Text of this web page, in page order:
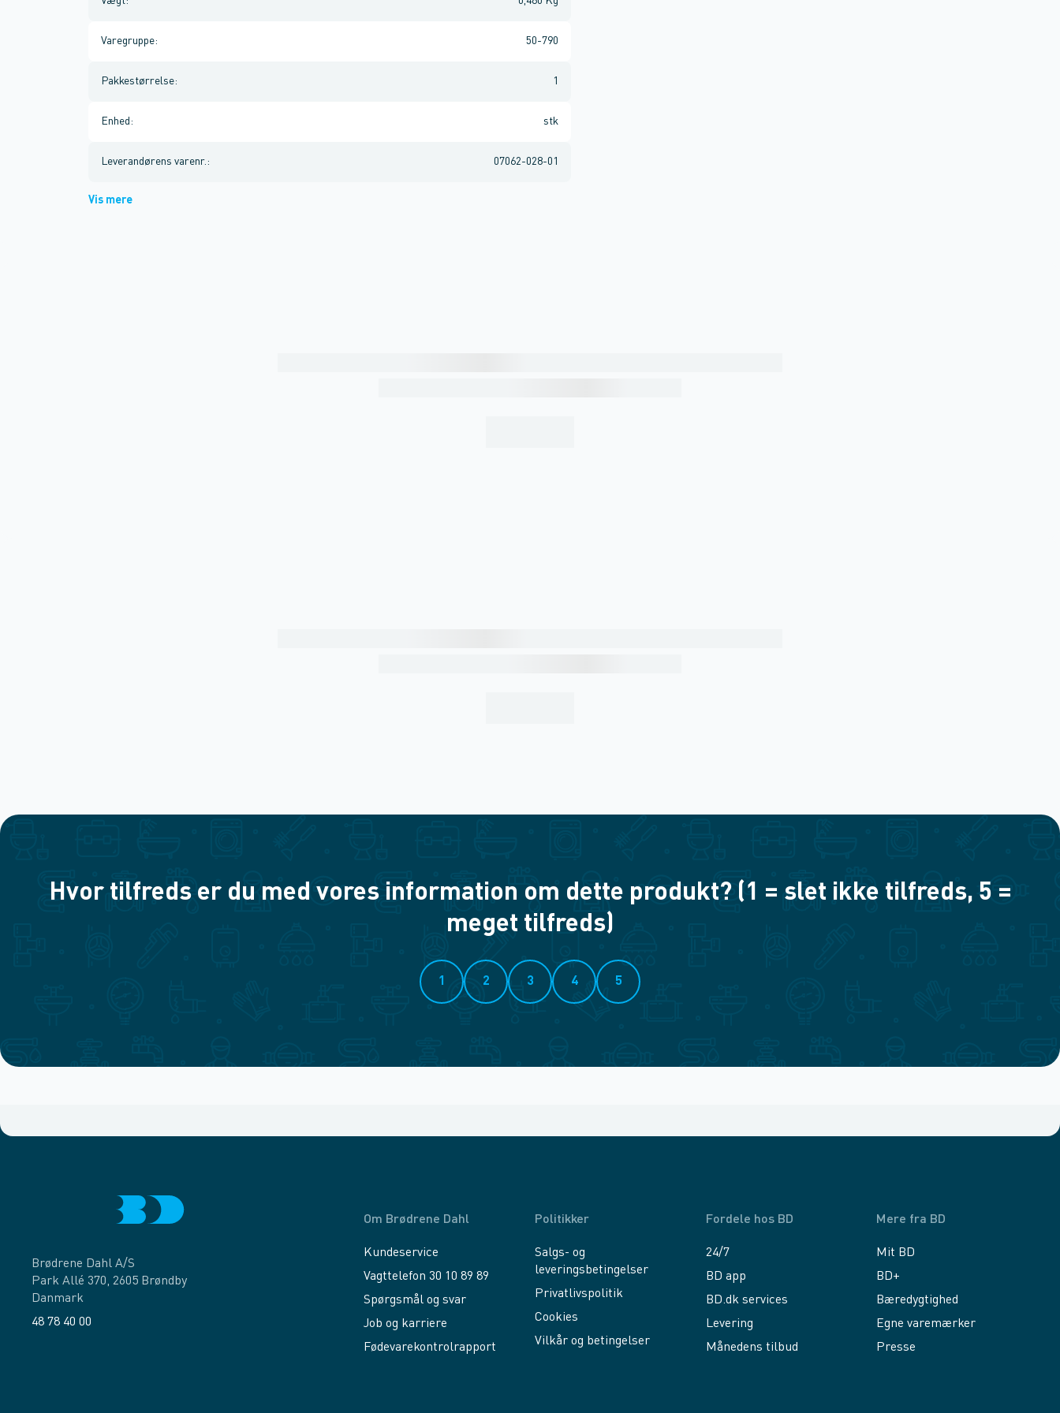
Varegruppe: 50-790
Pakkestørrelse: 1
Enhed : stk
Leverandørens varenr. : 07062-028-01
Vis mere
Hvor tilfreds er du med vores information om dette produkt? (1 = slet ikke tilfreds, 5 =
meget tilfreds)
1 2 3 4 5
Brødrene Dahl A/S
Park Allé 370, 2605 Brøndby
Danmark
48 78 40 00
Om Brødrene Dahl
Kundeservice
Vagttelefon 30 10 89 89
Spørgsmål og svar
Job og karriere
Fødevarekontrolrapport
Politikker
Salgs- og
leveringsbetingelser
Privatlivspolitik
Cookies
Vilkår og betingelser
Fordele hos BD
24/7
BD app
BD.dk services
Levering
Månedens tilbud
Mere fra BD
Mit BD
BD+
Bæredygtighed
Egne varemærker
Presse